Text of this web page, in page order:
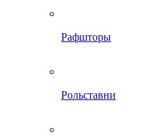
Рафшторы
Рольставни